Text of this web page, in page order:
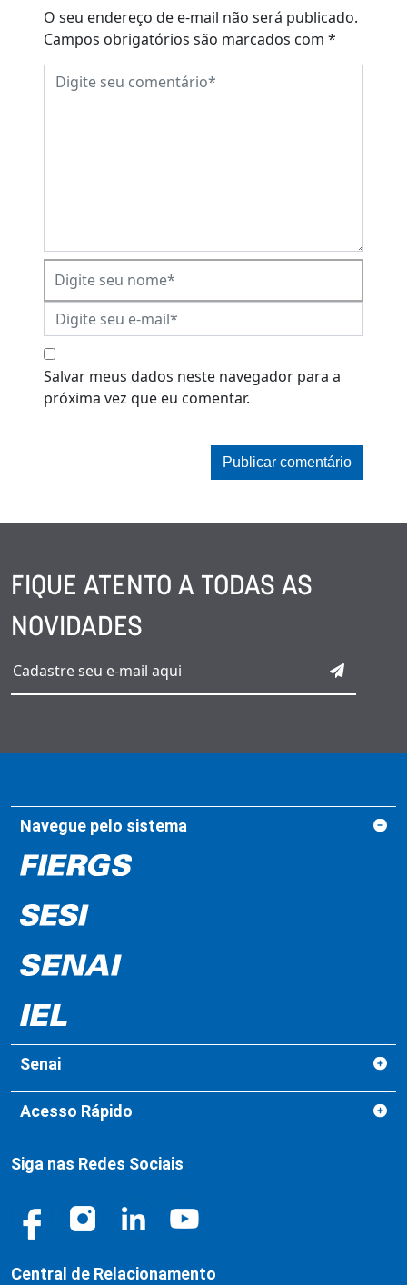
O seu endereço de e-mail não será publicado.
Campos obrigatórios são marcados com *
Salvar meus dados neste navegador para a
próxima vez que eu comentar.
FIQUE ATENTO A TODAS AS
NOVIDADES
Navegue pelo sistema
Senai
Acesso Rápido
Siga nas Redes Sociais
Central de Relacionamento